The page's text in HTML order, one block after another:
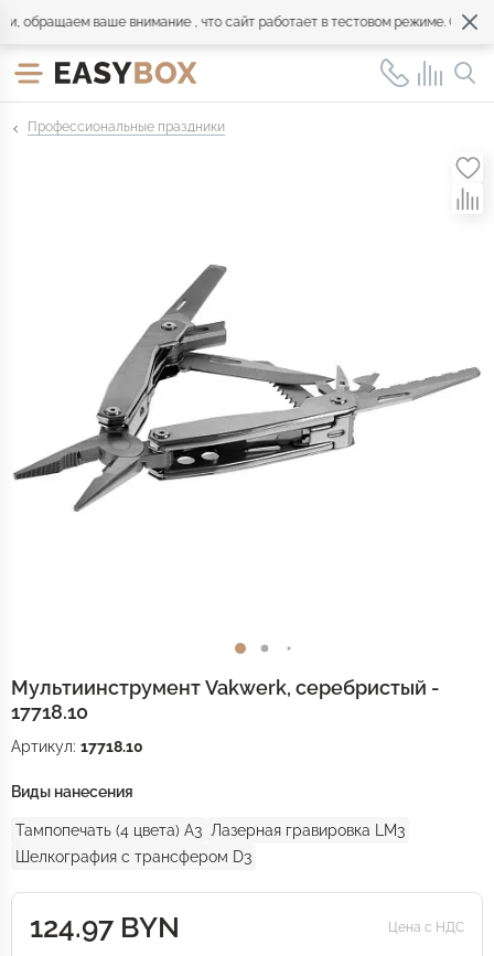
ваше внимание , что сайт работает в тестовом режиме.
Профессиональные праздники
Мультиинструмент Vakwerk, серебристый -
17718.10
Артикул: 17718.10
Виды нанесения
Тампопечать (4 цвета) A3 Лазерная гравировка LM3
Шелкография с трансфером D3
124.97 BYN Цена с НДС